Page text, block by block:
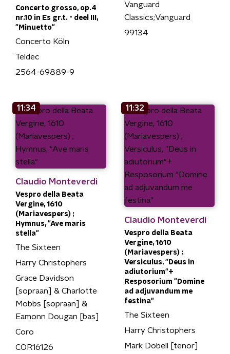
Concerto grosso, op.4
nr.10 in Es gr.t. - deel III,
"Minuetto"
Concerto Köln
Teldec
2564-69889-9
Vanguard
Classics;Vanguard
99134
11:34
Claudio Monteverdi
Vespro della Beata
Vergine, 1610
(Mariavespers) ;
Hymnus, "Ave maris
stella"
The Sixteen
Harry Christophers
Grace Davidson
[sopraan] & Charlotte
Mobbs [sopraan] &
Eamonn Dougan [bas]
Coro
COR16126
11:32
Claudio Monteverdi
Vespro della Beata
Vergine, 1610
(Mariavespers) ;
Versiculus, "Deus in
adiutorium"+
Resposorium "Domine
ad adjuvandum me
festina"
The Sixteen
Harry Christophers
Mark Dobell [tenor]